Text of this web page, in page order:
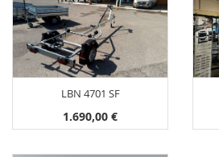
LBN 4701 SF
1.690,00 €